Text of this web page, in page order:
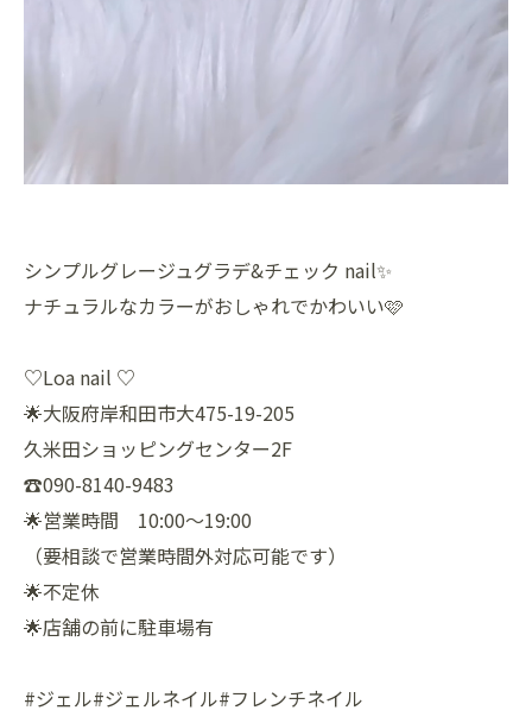
シンプルグレージュグラデ&チェック nail✨
ナチュラルなカラーがおしゃれでかわいい🩷
♡Loa nail ♡
🌟大阪府岸和田市大475-19-205
久米田ショッピングセンター2F
☎️090-8140-9483
🌟営業時間 10:00〜19:00
（要相談で営業時間外対応可能です）
🌟不定休
🌟店舗の前に駐車場有
#ジェル#ジェルネイル#フレンチネイル